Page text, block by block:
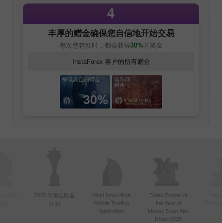
4
丰厚的赠金确保您自信地开始交易
每次您存款时，都会获得30%的奖金
InstaForex 客户的所有赠金
每笔入金的赠金
30%
俱乐部
赠金
2020 年最佳联盟
计划
Most Innovative
Mobile Trading
Application
Forex Broker of
the Year at
Money Expo Abu
Dhabi 2025